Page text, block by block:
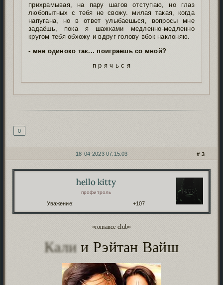
прихрамывая, на пару шагов отступаю, но глаз
любопытных с тебя не свожу. милая такая, когда
напугана, но в ответ улыбаешься, вопросы мне
задаёшь, пока я шажками медленно-медленно
кругом тебя обхожу и вдруг голову вбок наклоняю.
⁃ мне одиноко так... поиграешь со мной?
п р я ч ь с я
0
3
18-04-2023 07:15:03
hello kitty
профитроль
Уважение: +107
«romance club»
Кали и Рэйтан Вайш